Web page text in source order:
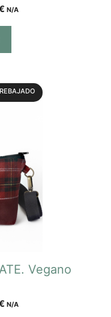
N/A
REBAJADO
Vegano
N/A